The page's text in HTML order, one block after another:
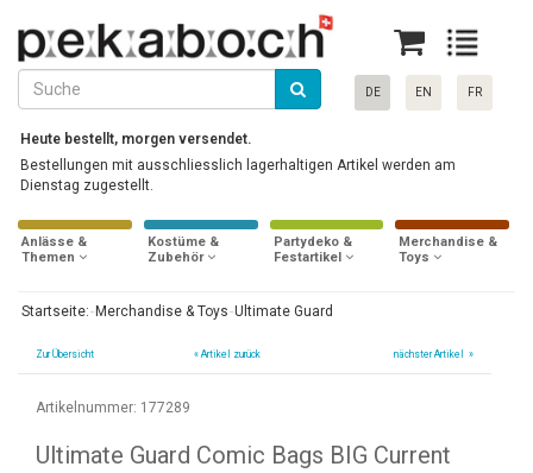
DE EN FR
Heute bestellt, morgen versendet.
Bestellungen mit ausschliesslich lagerhaltigen Artikel werden am
Dienstag zugestellt.
Anlässe &
Themen
Kostüme &
Zubehör
Partydeko &
Festartikel
Merchandise &
Toys
Startseite: Merchandise & Toys Ultimate Guard
Zur Übersicht «Artikel zurück nächster Artikel »
Artikelnummer: 177289
Ultimate Guard Comic Bags BIG Current